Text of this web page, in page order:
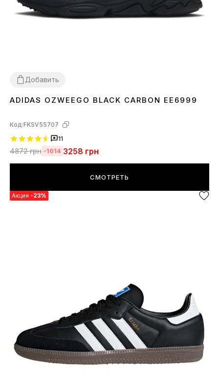
Добавить
36 3738 3940 4344 45
ADIDAS OZWEEGO BLACK CARBON EE6999
Код:FKSV55707
11
4872грн -1614 3258 грн
СМОТРЕТЬ
Акция -23%